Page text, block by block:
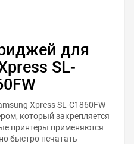
для
SL-
Xpress SL-C1860FW
который закрепляется
принтеры применяются
быстро печатать